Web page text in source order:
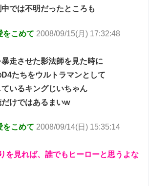
では不明だったところも
をこめて 2008/09/15(月) 17:32:48
走させた影法師を見た時に
たちをウルトラマンとして
いるキングじいちゃん
けではあるまいw
をこめて 2008/09/14(日) 15:35:14
を見れば、誰でもヒーローと思うよな